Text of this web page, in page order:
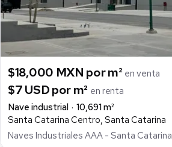
$18,000 MXN por m² en venta
$7 USD por m² en renta
Nave industrial
10,691 m²
Santa Catarina Centro, Santa Catarina
Naves Industriales AAA - Santa Catarina